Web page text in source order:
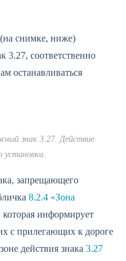
снимке, ниже)
3.27, соответственно
останавливаться
знак 3.27. Действие
установки.
запрещающего
8.2.4 «Зона
которая информирует
с прилегающих к дороге
действия знака 3.27